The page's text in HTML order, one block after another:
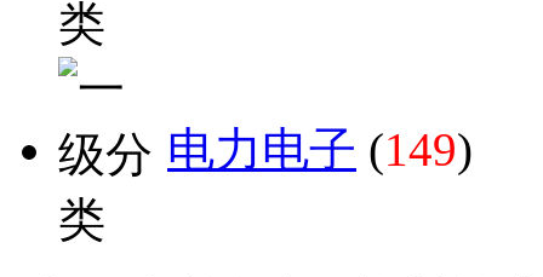
电力电子 (149)